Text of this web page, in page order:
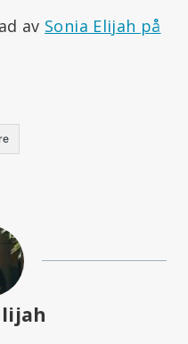
av Sonia Elijah på